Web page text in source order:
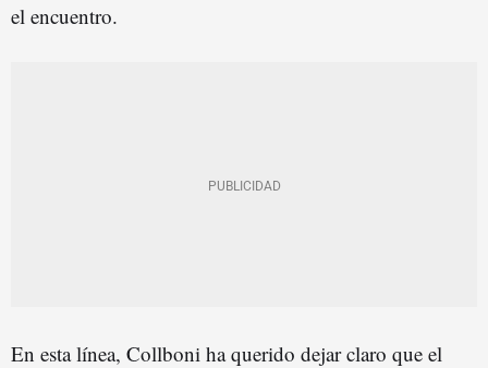
el encuentro.
En esta línea, Collboni ha querido dejar claro que el